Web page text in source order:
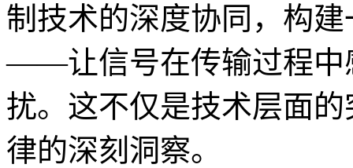
制技术的深度协同，构
——让信号在传输过程中
扰。这不仅是技术层面
律的深刻洞察。